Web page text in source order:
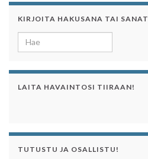
KIRJOITA HAKUSANA TAI SANAT
Search for:
LAITA HAVAINTOSI TIIRAAN!
TUTUSTU JA OSALLISTU!